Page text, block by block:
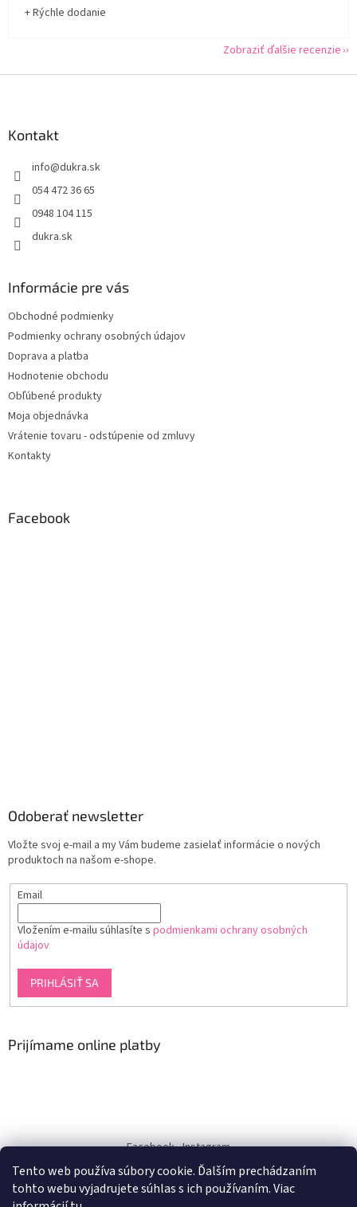
Tento web používa súbory cookie. Ďalším prechádzaním
tohto webu vyjadrujete súhlas s ich používaním. Viac
+ Rýchle dodanie
Zobraziť ďalšie recenzie
Kontakt
info@dukra.sk
054 472 36 65
0948 104 115
dukra.sk
Informácie pre vás
Obchodné podmienky
Podmienky ochrany osobných údajov
Doprava a platba
Hodnotenie obchodu
Obľúbené produkty
Moja objednávka
Vrátenie tovaru - odstúpenie od zmluvy
Kontakty
Facebook
Odoberať newsletter
Vložte svoj e-mail a my Vám budeme zasielať informácie o nových
produktoch na našom e-shope.
Email
Vložením e-mailu súhlasíte s podmienkami ochrany osobných
údajov
PRIHLÁSIŤ SA
Prijímame online platby
Facebook Instagram
dukra-white